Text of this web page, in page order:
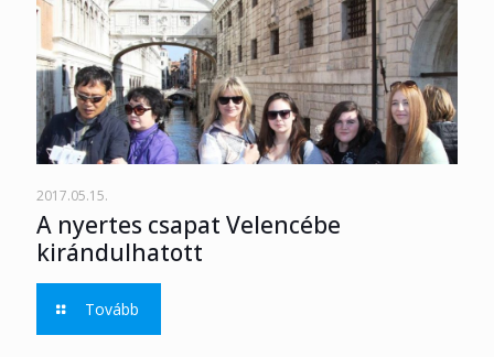
2017.05.15.
A nyertes csapat Velencébe
kirándulhatott
Tovább